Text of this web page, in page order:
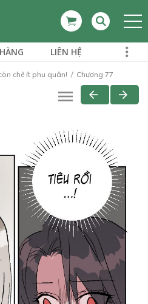
LIÊN HỆ
chê ít phu quân! Chương 77